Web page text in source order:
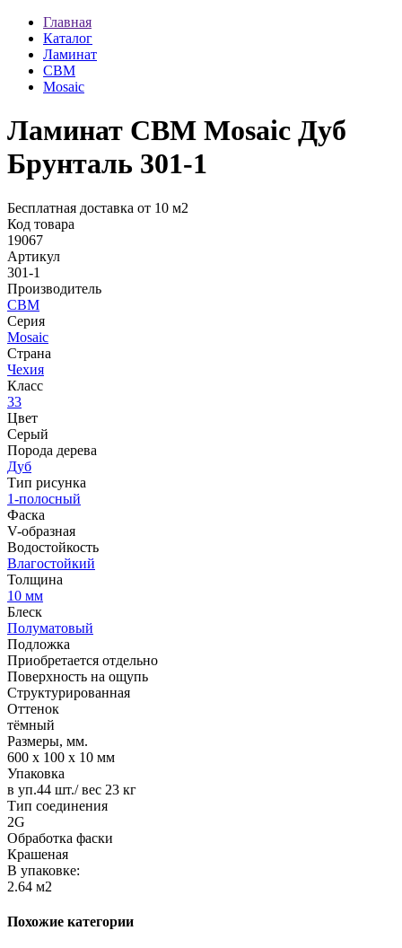
Главная
Каталог
Ламинат
CBM
Mosaic
Ламинат CBM Mosaic Дуб
Брунталь 301-1
Бесплатная доставка от 10 м2
Код товара
19067
Артикул
301-1
Производитель
CBM
Серия
Mosaic
Страна
Чехия
Класс
33
Цвет
Серый
Порода дерева
Дуб
Тип рисунка
1-полосный
Фаска
V-образная
Водостойкость
Влагостойкий
Толщина
10 мм
Блеск
Полуматовый
Подложка
Приобретается отдельно
Поверхность на ощупь
Структурированная
Оттенок
тёмный
Размеры, мм.
600 х 100 х 10 мм
Упаковка
в уп.44 шт./ вес 23 кг
Тип соединения
2G
Обработка фаски
Крашеная
В упаковке:
2.64 м2
Похожие категории